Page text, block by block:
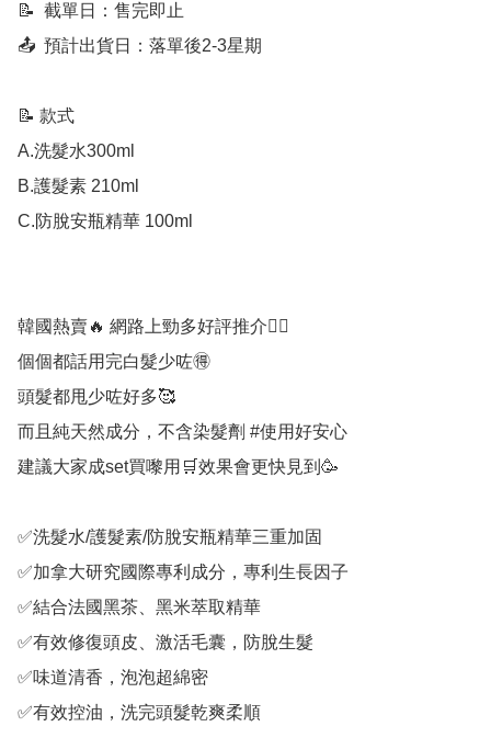
📝  截單日：售完即止
📤  預計出貨日：落單後2-3星期
📝 款式
A.洗髮水300ml
B.護髮素 210ml
C.防脫安瓶精華 100ml
韓國熱賣🔥 網路上勁多好評推介👍🏻
個個都話用完白髮少咗🉐
頭髮都甩少咗好多🥰
而且純天然成分，不含染髮劑 #使用好安心
建議大家成set買嚟用🛒效果會更快見到🥳
✅洗髮水/護髮素/防脫安瓶精華三重加固
✅加拿大研究國際專利成分，專利生長因子
✅結合法國黑茶、黑米萃取精華
✅有效修復頭皮、激活毛囊，防脫生髮
✅味道清香，泡泡超綿密
✅有效控油，洗完頭髮乾爽柔順